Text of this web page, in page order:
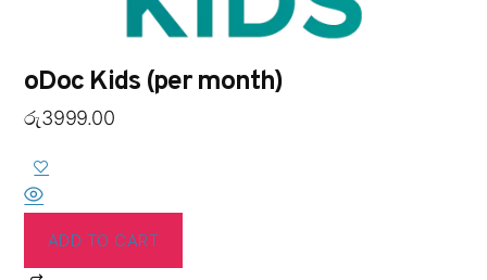
oDoc Kids (per month)
රු3999.00
ADD TO CART